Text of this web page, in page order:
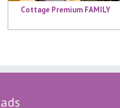
Cottage Premium FAMILY